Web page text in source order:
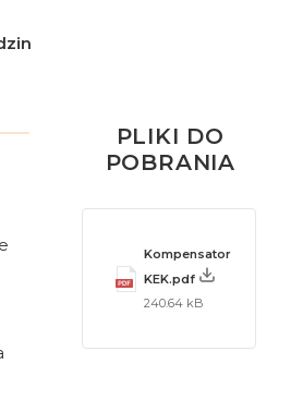
PLIKI DO
POBRANIA
Kompensator
KEK.pdf
240.64 kB